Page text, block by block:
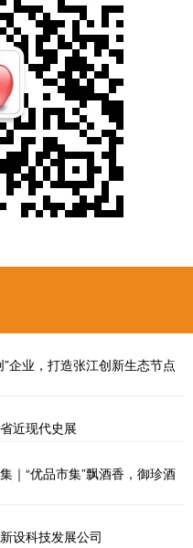
企业，打造张江创新生态节点
近现代史展
｜“优品市集”飘酒香，御珍酒
设科技发展公司